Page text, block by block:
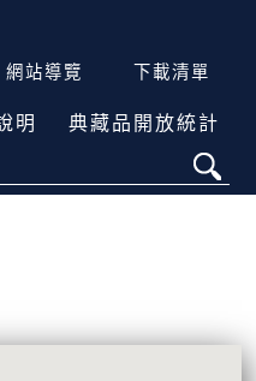
網站導覽 下載清單
明 典藏品開放統計